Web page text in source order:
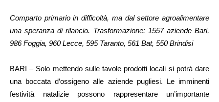
Comparto primario in difficoltà, ma dal settore agroalimentare
una speranza di rilancio. Trasformazione: 1557 aziende Bari,
986 Foggia, 960 Lecce, 595 Taranto, 561 Bat, 550 Brindisi
BARI – Solo mettendo sulle tavole prodotti locali si potrà dare
una boccata d’ossigeno alle aziende pugliesi. Le imminenti
festività natalizie possono rappresentare un’importante